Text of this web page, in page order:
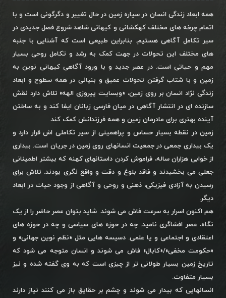
همه ابعاد زندگی انسان در سیاره زمین در حال تغییر و دگرگونی است و با
اتمام چرخه های مختلف کهکشانی و کیهانی شاهد شروع فصل جدیدی در
سیر تکامل آگاهی هستیم. بنابراین طبیعی است که آشنایی با جنبه
های مختلف این تحولات در جهت کمک به رشد و تکامل روحی بسیار
مهم و حیاتی است. در عصر جدید و با ورود آگاهی کیهانی نوین به
زمین و با شتاب گرفتن تحولات عمیق و بنیانی در همه سطوح و ابعاد
زندگی نژاد انسان بر روی زمین، «وبسایت پیروزی الهه» تلاش دارد نقش
سازنده ای در انتشار آگاهی در میان فارسی زبانان ایفا کند و به ساختن
آینده بهتری برای مادرمان زمین و همه فرزندانش کمک کند.
زمین در نقطه بسیار حساس و پراهمیتی از سیر تکاملی اش قرار دارد و
یک بیداری جمعی در جمعیت انسانهای روی زمین در جریان است. بیداری
از خوابی هزاران ساله، فراموش کردن داستانهای کهنه که بیشتر اطمینانی
جعلی می بخشیدند و فاقد بلوغ و دقت و واقع نگری بودند. تلاش برای
رسیدن به آزادی فیزیکی، ذهنی و روحی و آگاهی از وجود حیات در ابعاد
دیگر.
هم اکنون اسرار به سرعت فاش می شوند. شاید بتوان عصر حاضر را از یک
نگاه، عصر افشاگری نامید. چه در حوزه های سیاسی و چه در حوزه های
اعتقادی و اجتماعی و یا علمی. دسیسه هایی مثل «نظم نوین جهانی» و
«حکومت مخفی»/«کابال» فاش می شوند و انسان متوجه می شود که
تاریخ زمین بسیار طولانی تر از چیزی است که به وی گفته شده و نیز
بسیار متفاوت.
انسانهایی که بیدار می شوند و چشم بر حقایق باز می کنند نیاز دارند